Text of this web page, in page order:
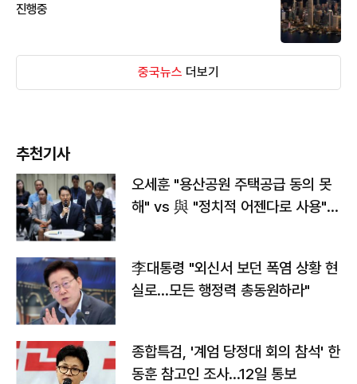
진행중
중국뉴스 더보기
추천기사
오세훈 "용산공원 주택공급 동의 못
해" vs 與 "정치적 어젠다로 사용"
李대통령 "외신서 보던 폭염 상황 현
실로…모든 행정력 총동원하라"
종합특검, '계엄 당정대 회의 참석' 한
동훈 참고인 조사...12일 통보